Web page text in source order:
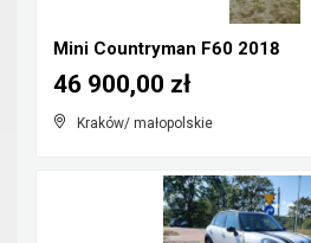
Mini Countryman F60 2018
Kraków/ małopolskie
46 900,00 zł